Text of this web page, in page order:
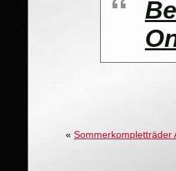
« Sommerkompletträder